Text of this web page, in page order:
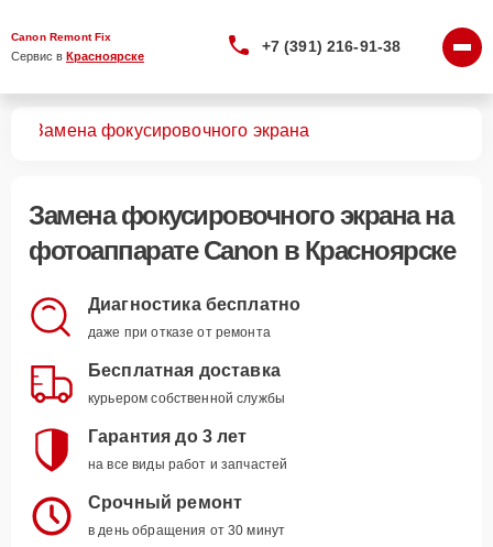
Canon Remont Fix
Сервис в Красноярске
+7 (391) 216-91-38
Замена фокусировочного экрана
Замена фокусировочного экранана
фотоаппарате Canon в Красноярске
Диагностика бесплатно
даже при отказе от ремонта
Бесплатная доставка
курьером собственной службы
Гарантия до 3 лет
на все виды работ и запчастей
Срочный ремонт
в день обращения от 30 минут